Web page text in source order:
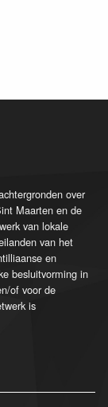
over
Maarten en de
van lokale
van het
en
besluitvorming in
of voor de
is